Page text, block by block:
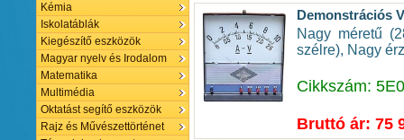
Kémia
Iskolatáblák
Kiegészítő eszközök
Magyar nyelv és Irodalom
Matematika
Multimédia
Oktatást segítő eszközök
Rajz és Művészettörténet
Demonstrációs
Nagy méretű
szélre), Nagy
Cikkszám:
Bruttó ár: 75